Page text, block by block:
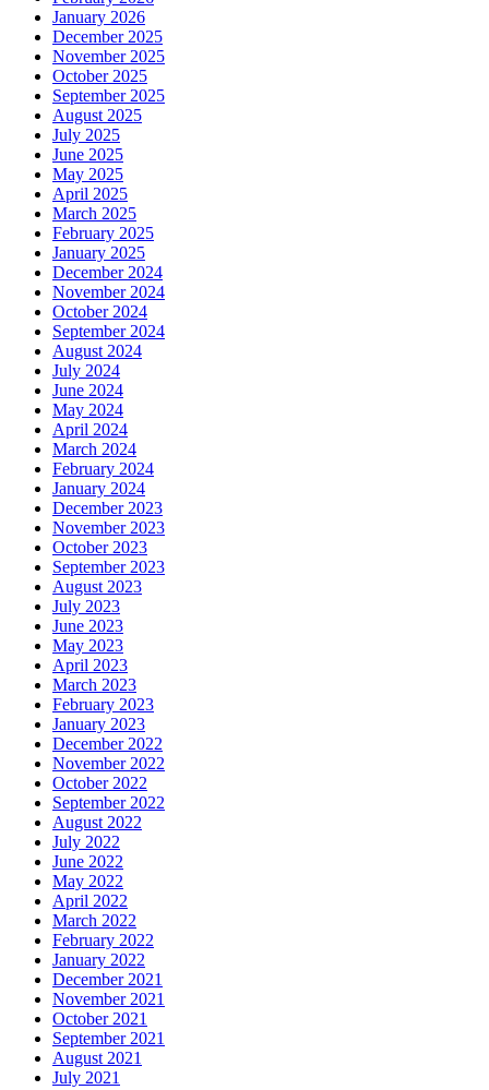
January 2026
December 2025
November 2025
October 2025
September 2025
August 2025
July 2025
June 2025
May 2025
April 2025
March 2025
February 2025
January 2025
December 2024
November 2024
October 2024
September 2024
August 2024
July 2024
June 2024
May 2024
April 2024
March 2024
February 2024
January 2024
December 2023
November 2023
October 2023
September 2023
August 2023
July 2023
June 2023
May 2023
April 2023
March 2023
February 2023
January 2023
December 2022
November 2022
October 2022
September 2022
August 2022
July 2022
June 2022
May 2022
April 2022
March 2022
February 2022
January 2022
December 2021
November 2021
October 2021
September 2021
August 2021
July 2021